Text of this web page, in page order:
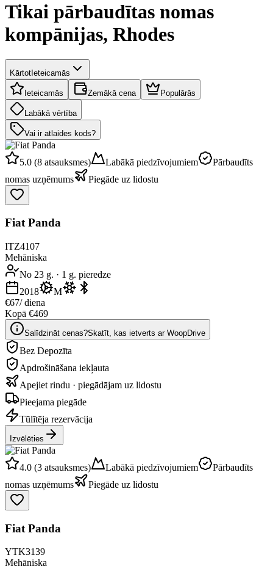
Tikai pārbaudītas nomas
kompānijas, Rhodes
KārtotIeteicamās
Ieteicamās Zemākā cena Populārās
Labākā vērtība
Vai ir atlaides kods?
5.0 (8 atsauksmes) Labākā piedzīvojumiem
Pārbaudīts
nomas uzņēmums
Piegāde uz lidostu
Fiat Panda
ITZ4107
Mehāniska
No 23 g. · 1 g. pieredze
2018
M
€67/ diena
Kopā €469
Salīdzināt cenas?Skatīt, kas ietverts ar WoopDrive
Bez Depozīta
Apdrošināšana iekļauta
Apejiet rindu · piegādājam uz lidostu
Pieejama piegāde
Tūlītēja rezervācija
Izvēlēties
4.0 (3 atsauksmes) Labākā piedzīvojumiem
Pārbaudīts
nomas uzņēmums
Piegāde uz lidostu
Fiat Panda
YTK3139
Mehāniska